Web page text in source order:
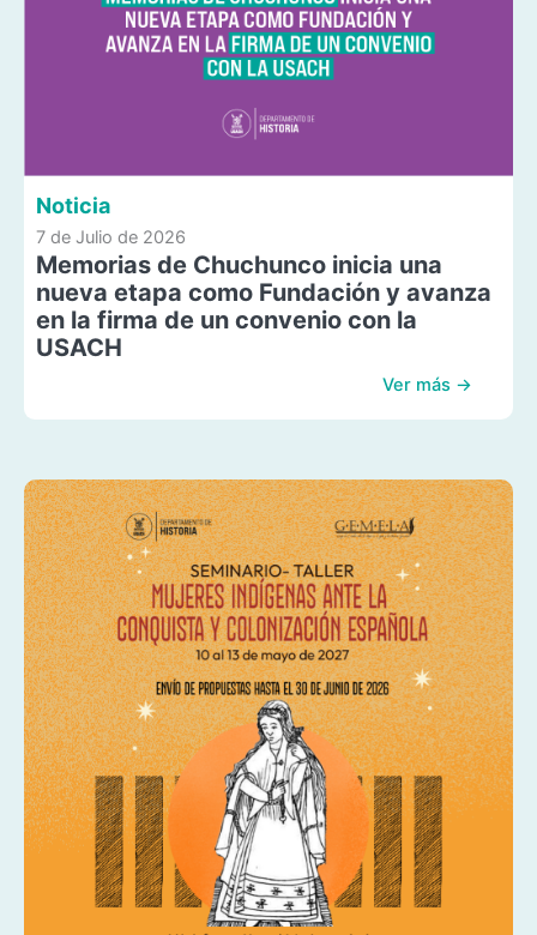
Noticia
7 de Julio de 2026
Memorias de Chuchunco inicia una
nueva etapa como Fundación y avanza
en la firma de un convenio con la
USACH
Ver más →